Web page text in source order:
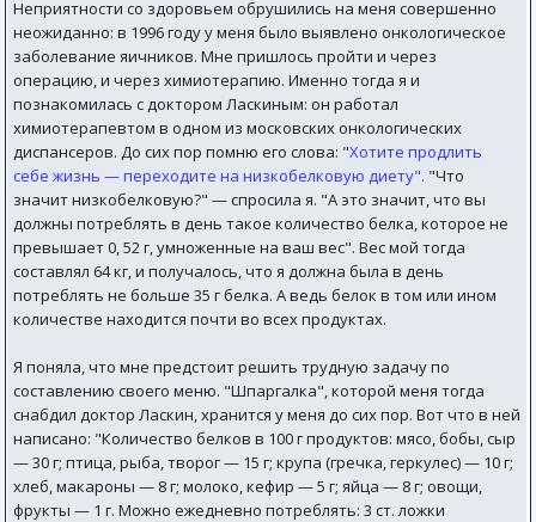
Неприятности со здоровьем обрушились на меня совершенно
неожиданно: в 1996 году у меня было выявлено онкологическое
заболевание яичников. Мне пришлось пройти и через
операцию, и через химиотерапию. Именно тогда я и
познакомилась с доктором Ласкиным: он работал
химиотерапевтом в одном из московских онкологических
диспансеров. До сих пор помню его слова: "Хотите продлить
себе жизнь — переходите на низкобелковую диету". "Что
значит низкобелковую?" — спросила я. "А это значит, что вы
должны потреблять в день такое количество белка, которое не
превышает 0, 52 г, умноженные на ваш вес". Вес мой тогда
составлял 64 кг, и получалось, что я должна была в день
потреблять не больше 35 г белка. А ведь белок в том или ином
количестве находится почти во всех продуктах.
Я поняла, что мне предстоит решить трудную задачу по
составлению своего меню. "Шпаргалка", которой меня тогда
снабдил доктор Ласкин, хранится у меня до сих пор. Вот что в ней
написано: "Количество белков в 100 г продуктов: мясо, бобы, сыр
— 30 г; птица, рыба, творог — 15 г; крупа (гречка, геркулес) — 10 г;
хлеб, макароны — 8 г; молоко, кефир — 5 г; яйца — 8 г; овощи,
фрукты — 1 г. Можно ежедневно потреблять: 3 ст. ложки